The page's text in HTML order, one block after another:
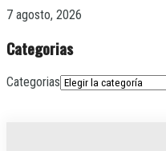
7 agosto, 2026
Categorias
Categorias